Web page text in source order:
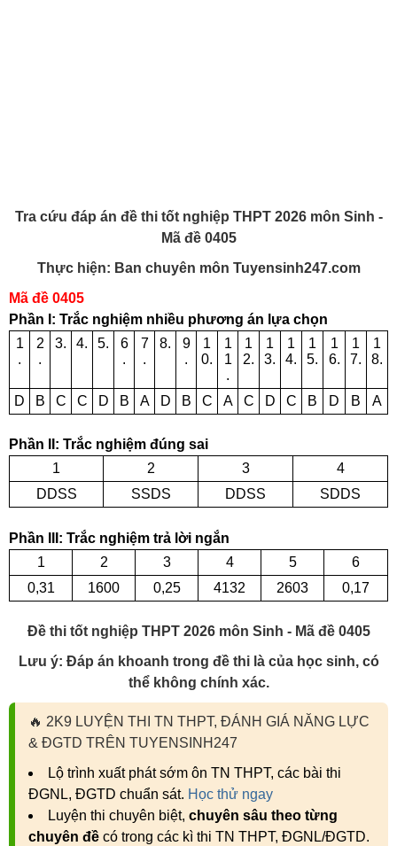
Tra cứu đáp án đề thi tốt nghiệp THPT 2026 môn Sinh -
Mã đề 0405
Thực hiện: Ban chuyên môn Tuyensinh247.com
Mã đề 0405
Phần I: Trắc nghiệm nhiều phương án lựa chọn
1
.
2
.
3. 4. 5.
6
.
7
.
8.
9
.
1
0.
1
1
.
1
2.
1
3.
1
4.
1
5.
1
6.
1
7.
1
8.
D B C C D B A D B C A C D C B D B A
Phần II: Trắc nghiệm đúng sai
1
2 3
4
DDSS
SSDS DDSS SDDS
Phần III: Trắc nghiệm trả lời ngắn
1
2 3 4 5
6
0,31
1600 0,25 4132 2603 0,17
Đề thi tốt nghiệp THPT 2026 môn Sinh - Mã đề 0405
Lưu ý: Đáp án khoanh trong đề thi là của học sinh, có
thể không chính xác.
🔥 2K9 LUYỆN THI TN THPT, ĐÁNH GIÁ NĂNG LỰC
& ĐGTD TRÊN TUYENSINH247
Lộ trình xuất phát sớm ôn TN THPT, các bài thi
ĐGNL, ĐGTD chuẩn sát. Học thử ngay
Luyện thi chuyên biệt, chuyên sâu theo từng
chuyên đề có trong các kì thi TN THPT, ĐGNL/ĐGTD.